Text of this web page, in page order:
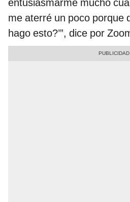
entusiasmarme mucho
me aterré un poco porque
hago esto?’”, dice por